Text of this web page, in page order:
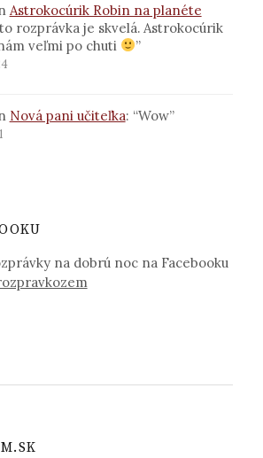
Astrokocúrik Robin na planéte
rozprávka je skvelá. Astrokocúrik
veľmi po chuti
”
Nová pani učiteľka: “Wow”
na dobrú noc na Facebooku